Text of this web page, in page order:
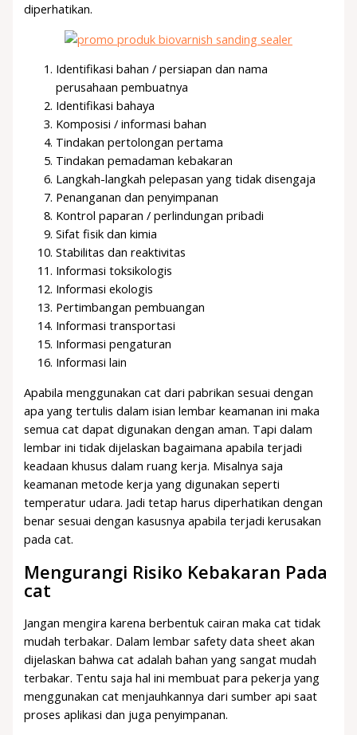
diperhatikan.
Identifikasi bahan / persiapan dan nama
perusahaan pembuatnya
Identifikasi bahaya
Komposisi / informasi bahan
Tindakan pertolongan pertama
Tindakan pemadaman kebakaran
Langkah-langkah pelepasan yang tidak disengaja
Penanganan dan penyimpanan
Kontrol paparan / perlindungan pribadi
Sifat fisik dan kimia
Stabilitas dan reaktivitas
Informasi toksikologis
Informasi ekologis
Pertimbangan pembuangan
Informasi transportasi
Informasi pengaturan
Informasi lain
Apabila menggunakan cat dari pabrikan sesuai dengan
apa yang tertulis dalam isian lembar keamanan ini maka
semua cat dapat digunakan dengan aman. Tapi dalam
lembar ini tidak dijelaskan bagaimana apabila terjadi
keadaan khusus dalam ruang kerja. Misalnya saja
keamanan metode kerja yang digunakan seperti
temperatur udara. Jadi tetap harus diperhatikan dengan
benar sesuai dengan kasusnya apabila terjadi kerusakan
pada cat.
Mengurangi Risiko Kebakaran Pada
cat
Jangan mengira karena berbentuk cairan maka cat tidak
mudah terbakar. Dalam lembar safety data sheet akan
dijelaskan bahwa cat adalah bahan yang sangat mudah
terbakar. Tentu saja hal ini membuat para pekerja yang
menggunakan cat menjauhkannya dari sumber api saat
proses aplikasi dan juga penyimpanan.